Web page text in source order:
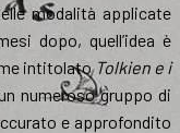
modalità applicate
dopo, quell’idea è
intitolato Tolkien e i
numeroso gruppo di
e approfondito